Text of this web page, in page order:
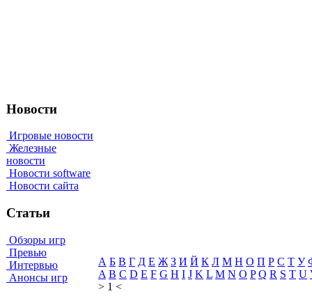
Новости
Игровые новости
Железные
новости
Новости software
Новости сайта
Статьи
Обзоры игр
Превью
Интервью
Анонсы игр
А Б В Г Д Е Ж З И Й К Л М Н О П Р С Т У
A B C D E F G H I J K L M N O P Q R S T U
> 1 <